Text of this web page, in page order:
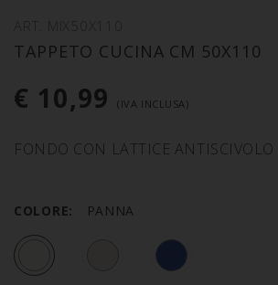
TAPPETO CUCINA CM 50X110
€ 10,99 (IVA INCLUSA)
FONDO CON LATTICE ANTISCIVOLO
COLORE: PANNA